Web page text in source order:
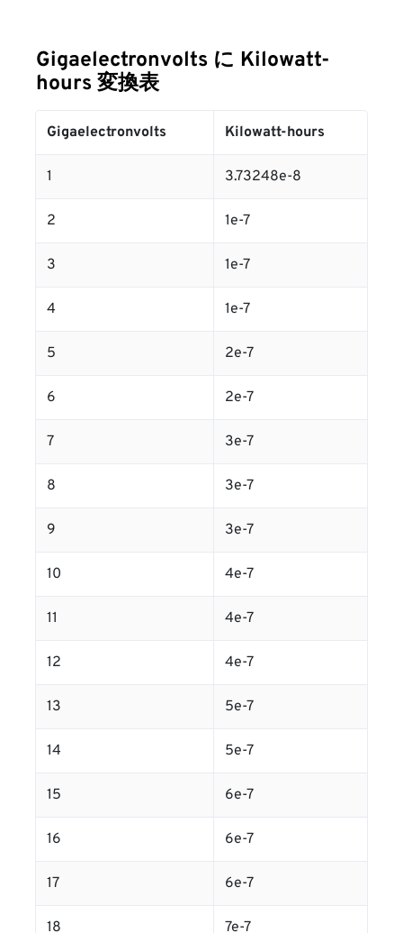
Gigaelectronvolts に Kilowatt-
hours 変換表
Gigaelectronvolts Kilowatt-hours
1 3.73248e-8
2 1e-7
3 1e-7
4 1e-7
5 2e-7
6 2e-7
7 3e-7
8 3e-7
9 3e-7
10 4e-7
11 4e-7
12 4e-7
13 5e-7
14 5e-7
15 6e-7
16 6e-7
17 6e-7
18 7e-7